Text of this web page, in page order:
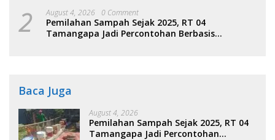
2 August 4, 2026 0 Comment
Pemilahan Sampah Sejak 2025, RT 04
Tamangapa Jadi Percontohan Berbasis
Baca Juga
August 4, 2026
Pemilahan Sampah Sejak 2025, RT 04
Tamangapa Jadi Percontohan